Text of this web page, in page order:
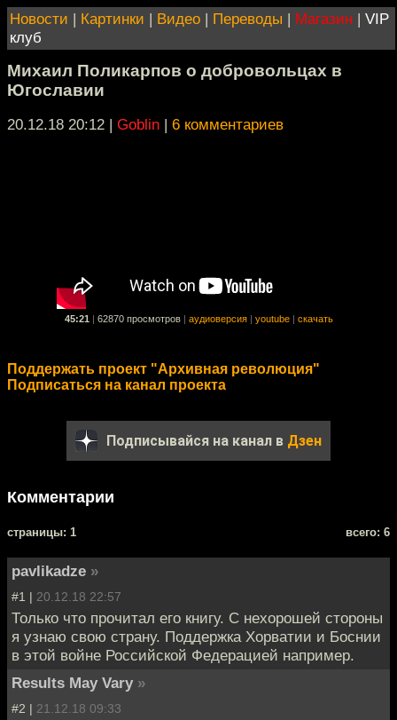
Новости | Картинки | Видео | Переводы | Магазин | VIP
клуб
Михаил Поликарпов о добровольцах в
Югославии
20.12.18 20:12 | Goblin | 6 комментариев
45:21 62870 просмотров аудиоверсия youtube скачать
Поддержать проект "Архивная революция"
Подписаться на канал проекта
Подписывайся на канал в Дзен
Комментарии
cтраницы: 1 всего: 6
pavlikadze »
#1 | 20.12.18 22:57
Только что прочитал его книгу. С нехорошей стороны
я узнаю свою страну. Поддержка Хорватии и Боснии
в этой войне Российской Федерацией например.
Results May Vary »
#2 | 21.12.18 09:33